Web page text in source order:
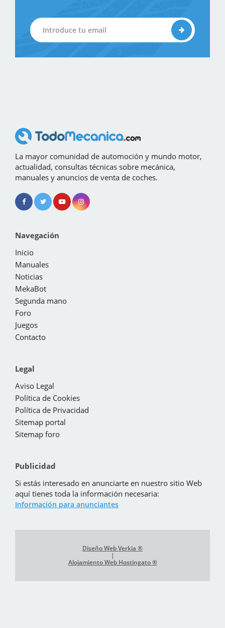
La mayor comunidad de automoción y mundo motor,
actualidad, consultas técnicas sobre mecánica,
manuales y anuncios de venta de coches.
Navegación
Inicio
Manuales
Noticias
MekaBot
Segunda mano
Foro
Juegos
Contacto
Legal
Aviso Legal
Política de Cookies
Política de Privacidad
Sitemap portal
Sitemap foro
Publicidad
Si estás interesado en anunciarte en nuestro sitio Web
aquí tienes toda la información necesaria:
Información para anunciantes
Diseño Web Verkia ®
|
Alojamiento Web Hostingato ®